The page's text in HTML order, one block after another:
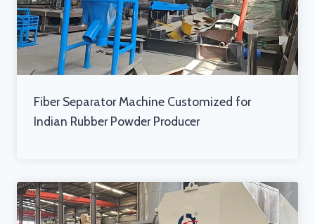
Fiber Separator Machine Customized for
Indian Rubber Powder Producer